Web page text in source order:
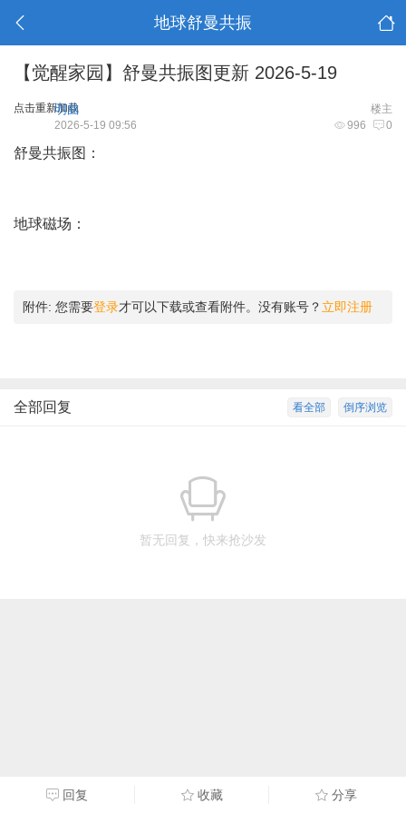
地球舒曼共振
【觉醒家园】舒曼共振图更新 2026-5-19
点击重新加载 楼主
明曲
996 0
2026-5-19 09:56
舒曼共振图：
地球磁场：
附件: 您需要登录才可以下载或查看附件。没有账号？ 立即注册
倒序浏览
看全部
全部回复
暂无回复，快来抢沙发
回复 收藏 分享